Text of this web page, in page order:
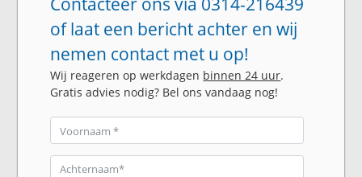
of laat een bericht achter en wij
nemen contact met u op!
Wij reageren op werkdagen binnen 24 uur.
Gratis advies nodig? Bel ons vandaag nog!